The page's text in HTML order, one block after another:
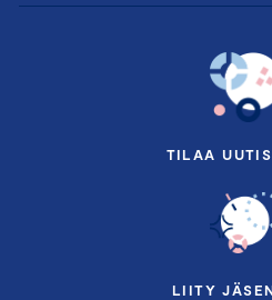
TILAA
LIITY